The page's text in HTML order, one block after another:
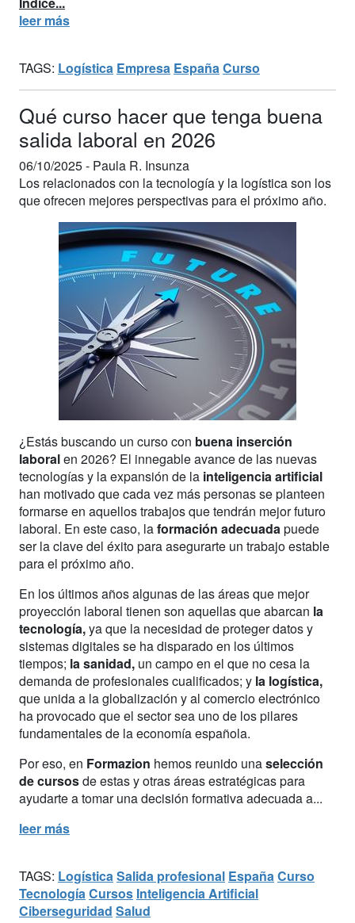
leer más
TAGS: Logística Empresa España Curso
Qué curso hacer que tenga buena
salida laboral en 2026
06/10/2025 - Paula R. Insunza
Los relacionados con la tecnología y la logística son los
que ofrecen mejores perspectivas para el próximo año.
¿Estás buscando un curso con buena inserción
laboralen 2026? El innegable avance de las nuevas
tecnologías y la expansión de la inteligencia artificial
han motivado que cada vez más personas se planteen
formarse en aquellos trabajos que tendrán mejor futuro
laboral. En este caso, laformación adecuada puede
ser la clave del éxito para asegurarte un trabajo estable
para el próximo año.
En los últimos años algunas de las áreas que mejor
proyección laboral tienen son aquellas que abarcan la
tecnología,ya que la necesidad de proteger datos y
sistemas digitales se ha disparado en los últimos
tiempos; la sanidad, un campo en el que no cesa la
demanda de profesionales cualificados; y la logística,
que unida a la globalización y al comercio electrónico
ha provocado que el sector sea uno de los pilares
fundamentales de la economía española.
Por eso, en Formazion hemos reunido unaselección
de cursosde estas y otras áreas estratégicas para
ayudarte a tomar una decisión formativa adecuada a...
leer más
TAGS: Logística Salida profesional España Curso
Tecnología Cursos Inteligencia Artificial
Ciberseguridad Salud